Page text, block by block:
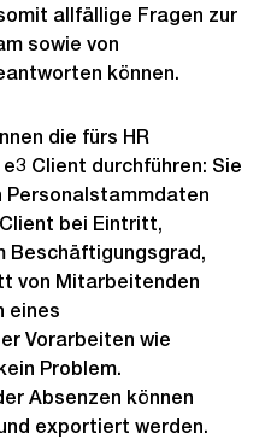
allfällige Fragen zur
sowie von
können.
die fürs HR
Client durchführen: Sie
bei Eintritt,
Beschäftigungsgrad,
von Mitarbeitenden
eines
Vorarbeiten wie
Problem.
Absenzen können
exportiert werden.